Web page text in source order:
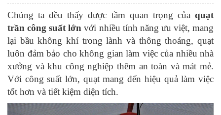
Chúng ta đều thấy được tầm quan trọng của quạt
trần công suất lớn với nhiều tính năng ưu việt, mang
lại bầu không khí trong lành và thông thoáng, quạt
luôn đảm bảo cho không gian làm việc của nhiều nhà
xưởng và khu công nghiệp thêm an toàn và mát mẻ.
Với công suất lớn, quạt mang đến hiệu quả làm việc
tốt hơn và tiết kiệm diện tích.